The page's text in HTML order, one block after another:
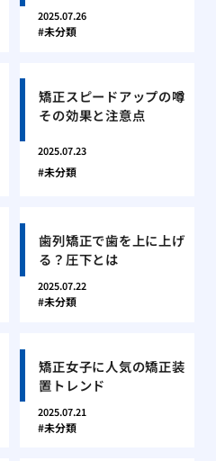
2025.07.26
未分類
矯正スピードアップの噂
その効果と注意点
2025.07.23
未分類
歯列矯正で歯を上に上げ
る？圧下とは
2025.07.22
未分類
矯正女子に人気の矯正装
置トレンド
2025.07.21
未分類